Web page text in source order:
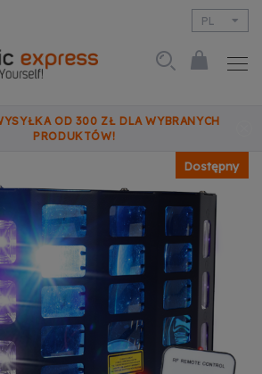
PL
OD 300 ZŁ DLA WYBRANYCH
PRODUKTÓW!
Dostępny